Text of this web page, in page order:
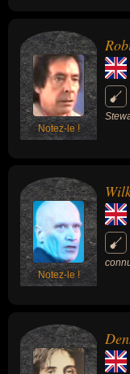
Notez-le !
Notez-le !
de
de